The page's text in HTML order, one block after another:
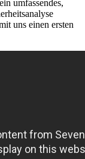
umfassendes,
uns einen ersten